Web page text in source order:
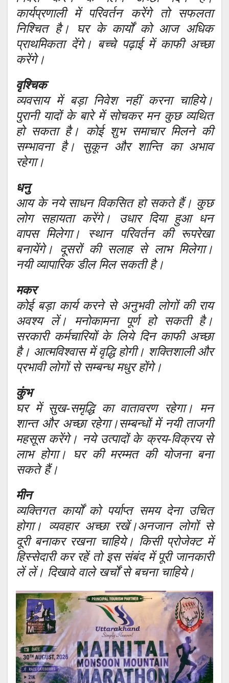
कार्यप्रणाली में परिवर्तन करेंगे तो सफलता
निश्चित है। घर के कार्यों को आज अधिक
प्राथमिकता देंगे। बच्चे पढ़ाई में काफी अच्छा
करेंगे।
वृश्चिक
व्यवसाय में बड़ा निवेश नहीं करना चाहिये।
पुरानी यादों के बारे में सोचकर मन कुछ व्यथित
हो सकता है। कोई शुभ समाचार मिलने की
सम्भावना है। सुकून और शान्ति का अभाव
रहेगा।
धनु
आय के नये साधन विकसित हो सकते हैं। कुछ
लोग सहायता करेंगे। उधार दिया हुआ धन
वापस मिलेगा। स्थान परिवर्तन की रूपरेखा
बनायेंगे। दूसरों की सलाह से लाभ मिलेगा।
नयी व्यापारिक डील मिल सकती है।
मकर
कोई बड़ा कार्य करने से अनुभवी लोगों की राय
अवश्य लें। मनोकामना पूर्ण हो सकती है।
सरकारी कर्मचारियों के लिये दिन काफी अच्छा
है। आत्मविश्वास में वृद्धि होगी। शक्तिशाली और
प्रभावी लोगों से सम्बन्ध मधुर होंगे।
कुंभ
घर में सुख-समृद्धि का वातावरण रहेगा। मन
शान्त और अच्छा रहेगा।सम्बन्धों में नयी ताजगी
महसूस करेंगे। नये उत्पादों के क्रय-विक्रय से
लाभ होगा। घर की मरम्मत की योजना बना
सकते हैं।
मीन
व्यक्तिगत कार्यों को पर्याप्त समय देना उचित
होगा। व्यवहार अच्छा रखें।अनजान लोगों से
दूरी बनाकर रखना चाहिये। किसी प्रोजेक्ट में
हिस्सेदारी कर रहें तो इस संबंद में पूरी जानकारी
लें लें। दिखावे वाले खर्चों से बचना चाहिये।